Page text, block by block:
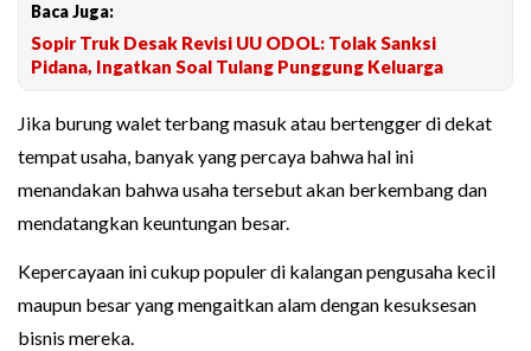
Baca Juga:
Sopir Truk Desak Revisi UU ODOL: Tolak Sanksi
Pidana, Ingatkan Soal Tulang Punggung Keluarga
Jika burung walet terbang masuk atau bertengger di dekat
tempat usaha, banyak yang percaya bahwa hal ini
menandakan bahwa usaha tersebut akan berkembang dan
mendatangkan keuntungan besar.
Kepercayaan ini cukup populer di kalangan pengusaha kecil
maupun besar yang mengaitkan alam dengan kesuksesan
bisnis mereka.